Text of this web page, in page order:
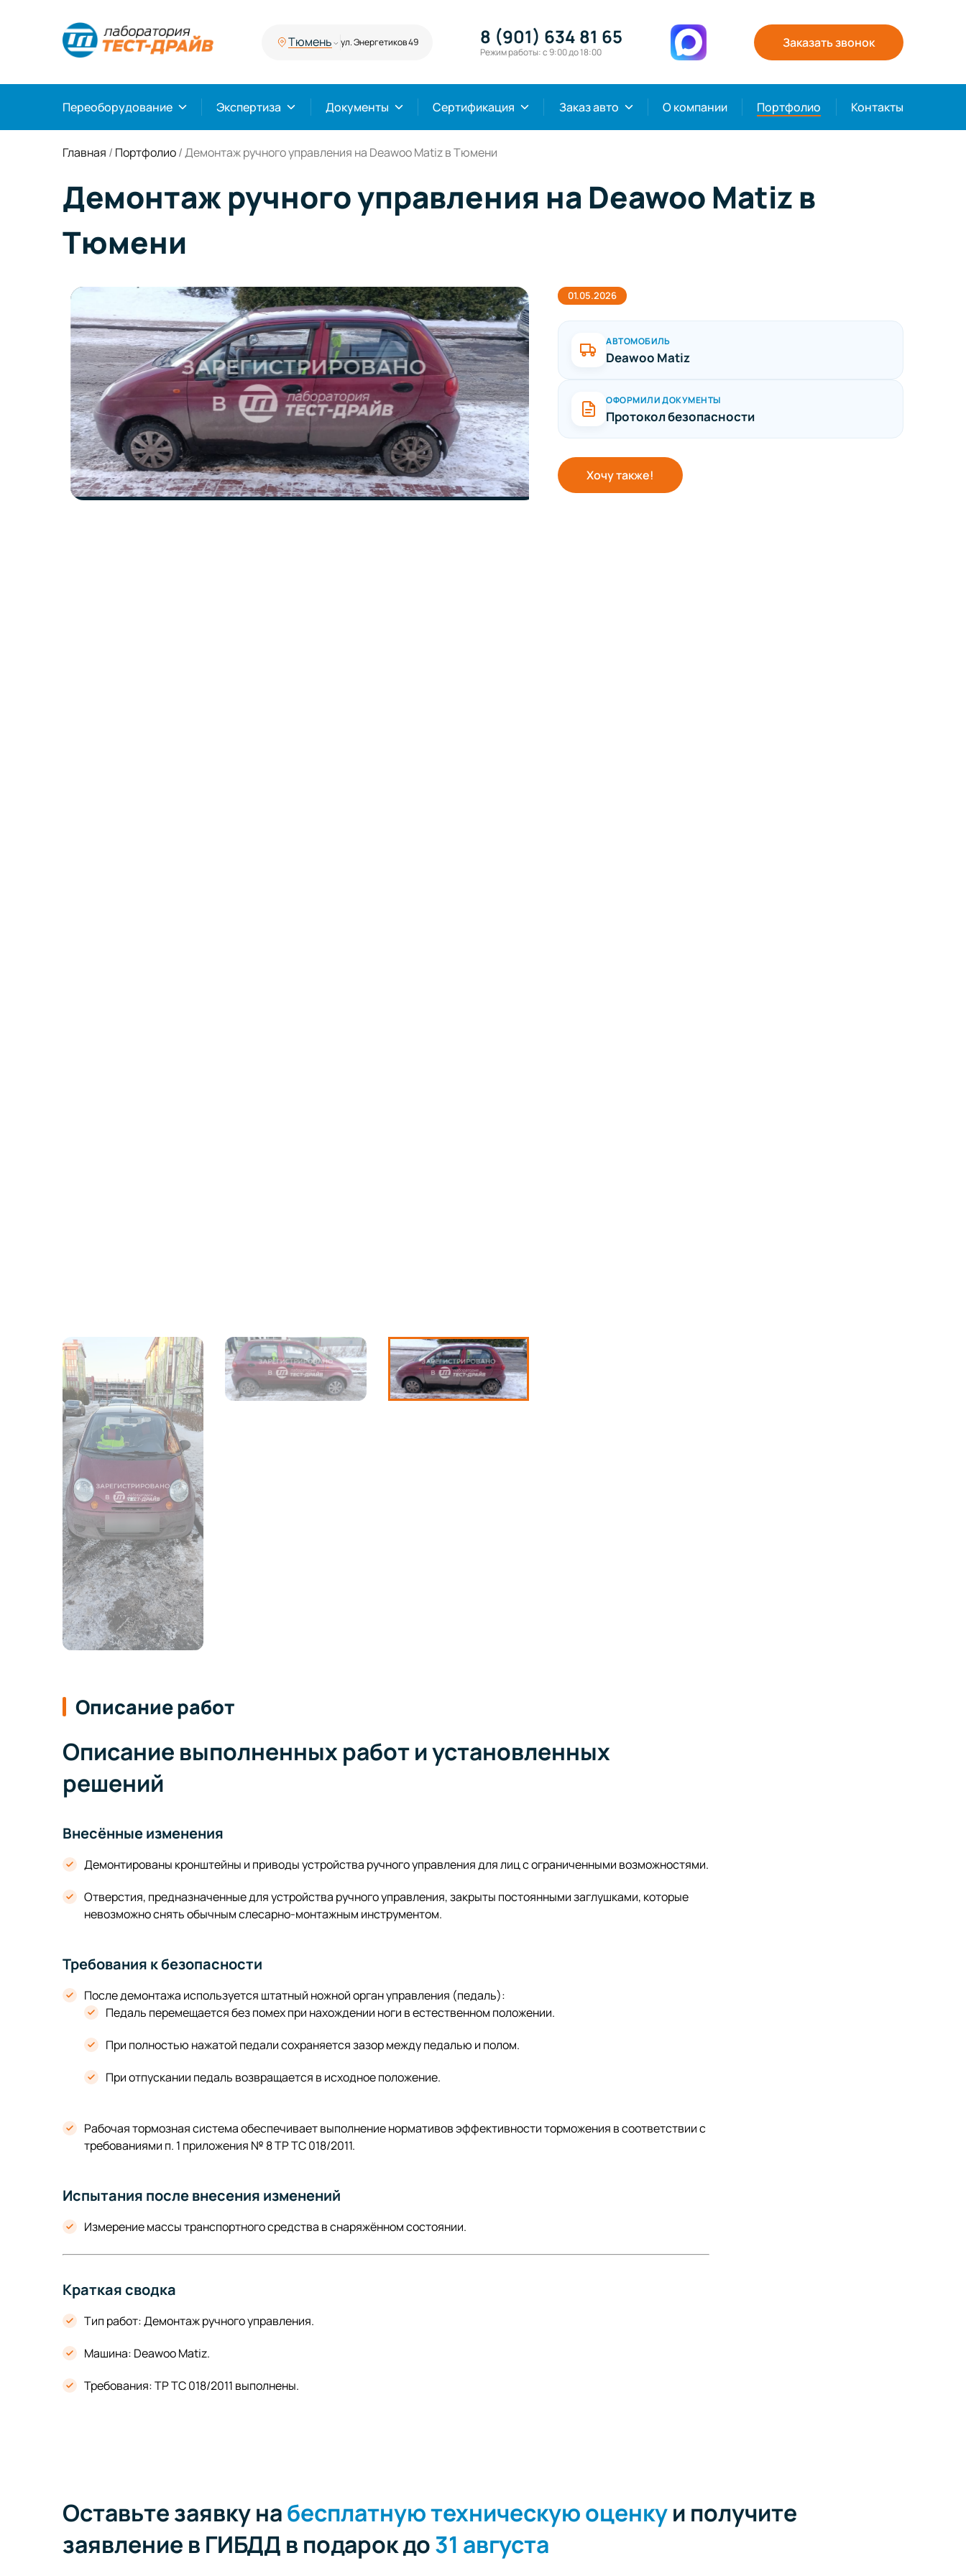
Тюмень ул. Энергетиков 49 8 (901) 634 81 65
Режим работы: с 9:00 до 18:00
Заказать звонок
Переоборудование Экспертиза Документы Сертификация Заказ авто О компании Портфолио Контакты
Главная / Портфолио/Демонтаж ручного управления на Deawoo Matiz в Тюмени
Демонтаж ручного управления на Deawoo Matiz в
Тюмени
01.05.2026
АВТОМОБИЛЬ
Deawoo Matiz
ОФОРМИЛИ ДОКУМЕНТЫ
Протокол безопасности
Хочу также!
Описание работ
Описание выполненных работ и установленных
решений
Внесённые изменения
Демонтированы кронштейны и приводы устройства ручного управления для лиц с ограниченными возможностями.
Отверстия, предназначенные для устройства ручного управления, закрыты постоянными заглушками, которые
невозможно снять обычным слесарно-монтажным инструментом.
Требования к безопасности
После демонтажа используется штатный ножной орган управления (педаль):
Педаль перемещается без помех при нахождении ноги в естественном положении.
При полностью нажатой педали сохраняется зазор между педалью и полом.
При отпускании педаль возвращается в исходное положение.
Рабочая тормозная система обеспечивает выполнение нормативов эффективности торможения в соответствии с
требованиями п. 1 приложения № 8 ТР ТС 018/2011.
Испытания после внесения изменений
Измерение массы транспортного средства в снаряжённом состоянии.
Краткая сводка
Тип работ: Демонтаж ручного управления.
Машина: Deawoo Matiz.
Требования: ТР ТС 018/2011 выполнены.
Оставьте заявку набесплатную техническую оценкуи получите
заявление в ГИБДД в подарок до31 августа